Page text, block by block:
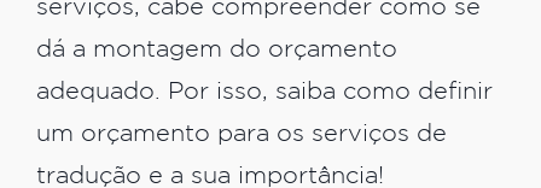
serviços, cabe compreender como se
dá a montagem do orçamento
adequado. Por isso, saiba como definir
um orçamento para os serviços de
tradução e a sua importância!